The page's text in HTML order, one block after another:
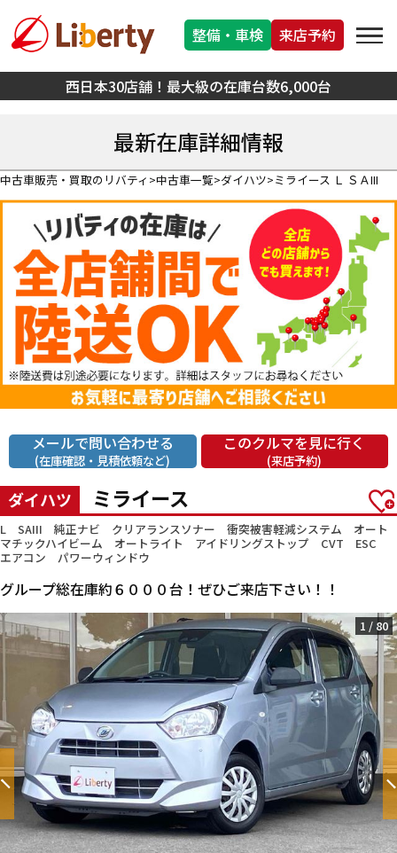
西日本30店舗！最大級の在庫台数6,000台
整備・車検 来店予約
最新在庫詳細情報
中古車販売・買取のリバティ 中古車一覧 ダイハツ ミライース Ｌ ＳＡIII
メールで問い合わせる
(在庫確認・見積依頼など)
このクルマを見に行く
(来店予約)
ダイハツ ミライース
L SAIII 純正ナビ クリアランスソナー 衝突被害軽減システム オート
マチックハイビーム オートライト アイドリングストップ CVT ESC
エアコン パワーウィンドウ
グループ総在庫約６０００台！ぜひご来店下さい！！
1 / 80